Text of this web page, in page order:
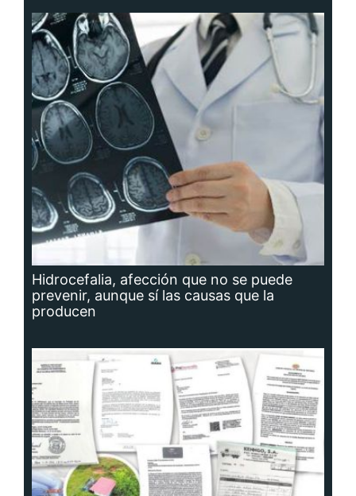
Hidrocefalia, afección que no se puede
prevenir, aunque sí las causas que la
producen